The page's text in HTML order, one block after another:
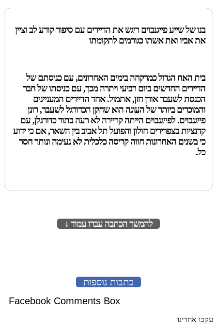
בנו של שייע פייגנבוים ריגש את הדיירים עם סיפור קורע לב וציין
את אביו ואת אשתו כגורמים לתקומתו
בית האח הגדול כמרקחה בימים האחרונים, עם כניסתם של
הדיירים החדשים ביום רביעי ויתרה מכך, עם כניסתו של חבר
הכנסת לשעבר אורן חזן, אתמול. אחד הדיירים המעניינים
והמוכרים ביותר של העונה הוא שחקן הכדורגל לשעבר, רונן
פייגנבוים. לפייגנבוים הייתה קריירה לא רעה בתור כדורגלן, עם
קדנציות בצפרירים חולון והפועל תל אביב בין השאר, אם כי ידוע
כי בשנים האחרונות חווה קריסה כלכלית לא נעימה ונותר חסר
כל.
להמשך הכתבה עברו עמוד ↓
כתבות נוספות
Facebook Comments Box
עקבו אחרינו